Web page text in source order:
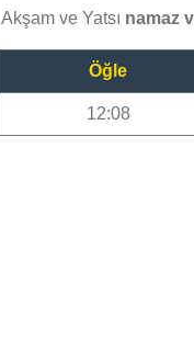
ve Yatsı namaz
Öğle
12:08